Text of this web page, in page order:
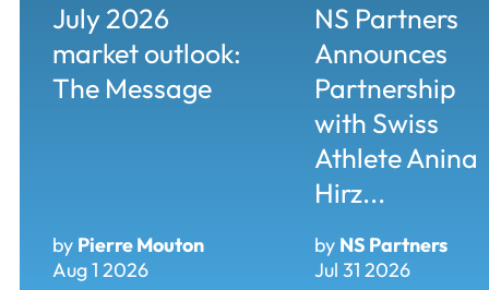
July 2026
market outlook:
The Message
by Pierre Mouton
Aug 1 2026
NS Partners
Announces
Partnership
with Swiss
Athlete Anina
Hirz...
by NS Partners
Jul 31 2026